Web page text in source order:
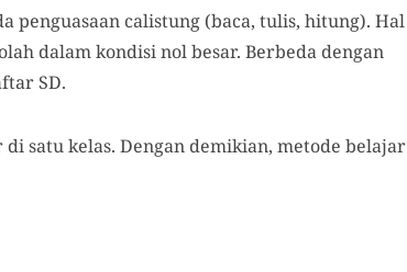
penguasaan calistung (baca, tulis, hitung). Hal
dalam kondisi nol besar. Berbeda dengan
SD.
satu kelas. Dengan demikian, metode belajar